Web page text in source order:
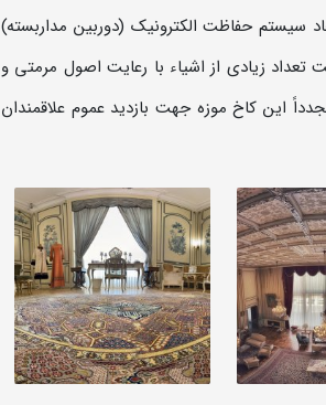
سیستم حفاظت الکترونیک (دوربین مداربسته)
زیادی از اشیاء با رعایت اصول مرمتی و
این کاخ موزه جهت بازدید عموم علاقمندان